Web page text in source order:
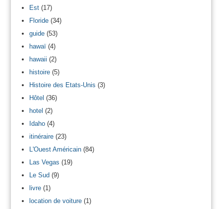
Est(17)
Floride(34)
guide(53)
hawaï(4)
hawaii (2)
histoire(5)
Histoire des Etats-Unis (3)
Hôtel (36)
hotel (2)
Idaho(4)
itinéraire(23)
L'Ouest Américain(84)
Las Vegas (19)
Le Sud(9)
livre(1)
location de voiture(1)